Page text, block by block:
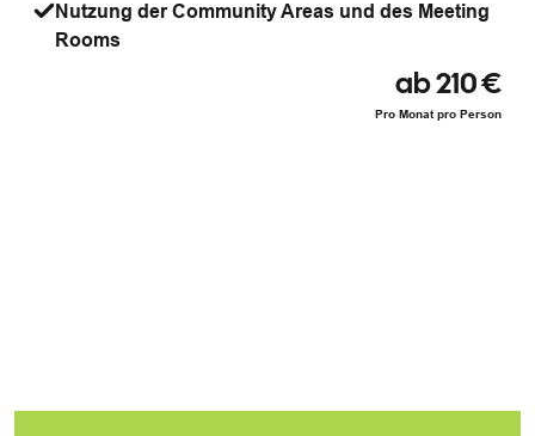
Nutzung der Community Areas und des Meeting
Rooms
ab 210 €
Pro Monat pro Person